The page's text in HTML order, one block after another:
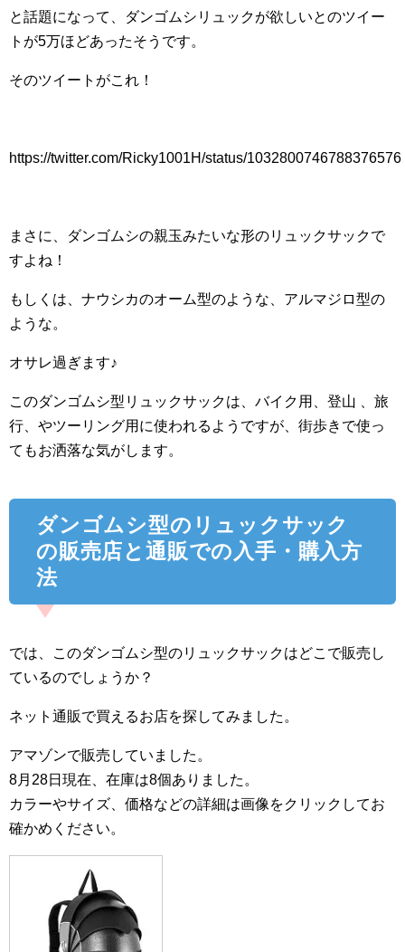
と話題になって、ダンゴムシリュックが欲しいとのツイー
トが5万ほどあったそうです。
そのツイートがこれ！
https://twitter.com/Ricky1001H/status/1032800746788376576
まさに、ダンゴムシの親玉みたいな形のリュックサックで
すよね！
もしくは、ナウシカのオーム型のような、アルマジロ型の
ような。
オサレ過ぎます♪
このダンゴムシ型リュックサックは、 バイク用、登山 、旅
行、やツーリング用に使われるようですが、街歩きで使っ
てもお洒落な気がします。
ダンゴムシ型のリュックサック
の販売店と通販での入手・購入方
法
では、このダンゴムシ型のリュックサックはどこで販売し
ているのでしょうか？
ネット通販で買えるお店を探してみました。
アマゾンで販売していました。
8月28日現在、在庫は8個ありました。
カラーやサイズ、価格などの詳細は画像をクリックしてお
確かめください。